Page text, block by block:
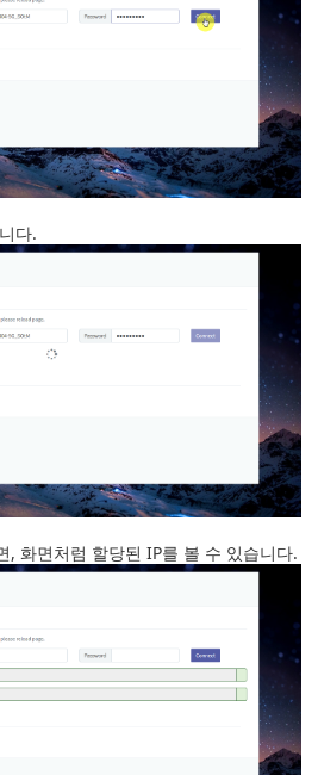
다.
, 화면처럼 할당된 IP를 볼 수 있습니다.